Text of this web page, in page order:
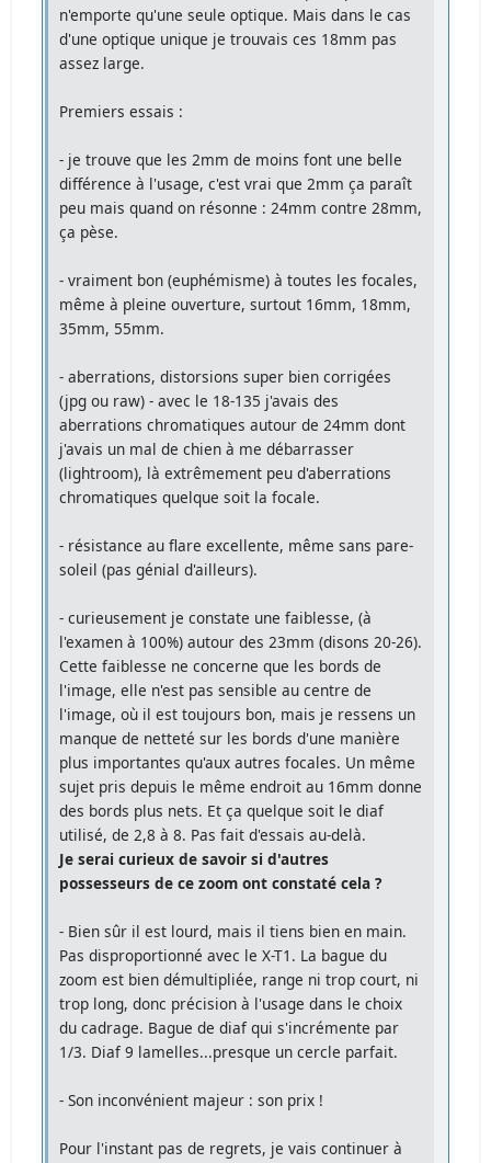
n'emporte qu'une seule optique. Mais dans le cas
d'une optique unique je trouvais ces 18mm pas
assez large.
Premiers essais :
- je trouve que les 2mm de moins font une belle
différence à l'usage, c'est vrai que 2mm ça paraît
peu mais quand on résonne : 24mm contre 28mm,
ça pèse.
- vraiment bon (euphémisme) à toutes les focales,
même à pleine ouverture, surtout 16mm, 18mm,
35mm, 55mm.
- aberrations, distorsions super bien corrigées
(jpg ou raw) - avec le 18-135 j'avais des
aberrations chromatiques autour de 24mm dont
j'avais un mal de chien à me débarrasser
(lightroom), là extrêmement peu d'aberrations
chromatiques quelque soit la focale.
- résistance au flare excellente, même sans pare-
soleil (pas génial d'ailleurs).
- curieusement je constate une faiblesse, (à
l'examen à 100%) autour des 23mm (disons 20-26).
Cette faiblesse ne concerne que les bords de
l'image, elle n'est pas sensible au centre de
l'image, où il est toujours bon, mais je ressens un
manque de netteté sur les bords d'une manière
plus importantes qu'aux autres focales. Un même
sujet pris depuis le même endroit au 16mm donne
des bords plus nets. Et ça quelque soit le diaf
utilisé, de 2,8 à 8. Pas fait d'essais au-delà.
Je serai curieux de savoir si d'autres
possesseurs de ce zoom ont constaté cela ?
- Bien sûr il est lourd, mais il tiens bien en main.
Pas disproportionné avec le X-T1. La bague du
zoom est bien démultipliée, range ni trop court, ni
trop long, donc précision à l'usage dans le choix
du cadrage. Bague de diaf qui s'incrémente par
1/3. Diaf 9 lamelles...presque un cercle parfait.
- Son inconvénient majeur : son prix !
Pour l'instant pas de regrets, je vais continuer à